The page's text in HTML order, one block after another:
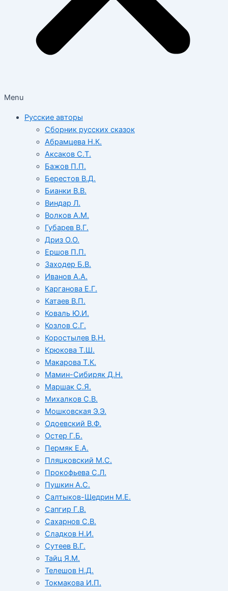
Menu
Русские авторы
Сборник русских сказок
Абрамцева Н.К.
Аксаков С.Т.
Бажов П.П.
Берестов В.Д.
Бианки В.В.
Виндар Л.
Волков А.М.
Губарев В.Г.
Дриз О.О.
Ершов П.П.
Заходер Б.В.
Иванов А.А.
Карганова Е.Г.
Катаев В.П.
Коваль Ю.И.
Козлов С.Г.
Коростылев В.Н.
Крюкова Т.Ш.
Макарова Т.К.
Мамин-Сибиряк Д.Н.
Маршак С.Я.
Михалков С.В.
Мошковская Э.Э.
Одоевский В.Ф.
Остер Г.Б.
Пермяк Е.А.
Пляцковский М.С.
Прокофьева С.Л.
Пушкин А.С.
Салтыков-Щедрин М.Е.
Сапгир Г.В.
Сахарнов С.В.
Сладков Н.И.
Сутеев В.Г.
Тайц Я.М.
Телешов Н.Д.
Токмакова И.П.